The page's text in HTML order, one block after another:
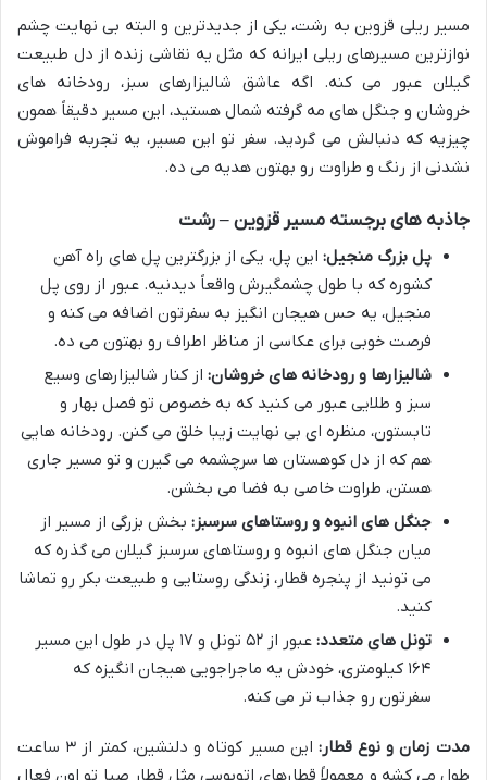
مسیر ریلی قزوین به رشت، یکی از جدیدترین و البته بی نهایت چشم
نوازترین مسیرهای ریلی ایرانه که مثل یه نقاشی زنده از دل طبیعت
گیلان عبور می کنه. اگه عاشق شالیزارهای سبز، رودخانه های
خروشان و جنگل های مه گرفته شمال هستید، این مسیر دقیقاً همون
چیزیه که دنبالش می گردید. سفر تو این مسیر، یه تجربه فراموش
نشدنی از رنگ و طراوت رو بهتون هدیه می ده.
جاذبه های برجسته مسیر قزوین – رشت
پل بزرگ منجیل: این پل، یکی از بزرگترین پل های راه آهن
کشوره که با طول چشمگیرش واقعاً دیدنیه. عبور از روی پل
منجیل، یه حس هیجان انگیز به سفرتون اضافه می کنه و
فرصت خوبی برای عکاسی از مناظر اطراف رو بهتون می ده.
شالیزارها و رودخانه های خروشان: از کنار شالیزارهای وسیع
سبز و طلایی عبور می کنید که به خصوص تو فصل بهار و
تابستون، منظره ای بی نهایت زیبا خلق می کنن. رودخانه هایی
هم که از دل کوهستان ها سرچشمه می گیرن و تو مسیر جاری
هستن، طراوت خاصی به فضا می بخشن.
جنگل های انبوه و روستاهای سرسبز: بخش بزرگی از مسیر از
میان جنگل های انبوه و روستاهای سرسبز گیلان می گذره که
می تونید از پنجره قطار، زندگی روستایی و طبیعت بکر رو تماشا
کنید.
تونل های متعدد:
عبور از ۵۲ تونل و ۱۷ پل در طول این مسیر
۱۶۴ کیلومتری، خودش یه ماجراجویی هیجان انگیزه که
سفرتون رو جذاب تر می کنه.
مدت زمان و نوع قطار:
این مسیر کوتاه و دلنشین، کمتر از ۳ ساعت